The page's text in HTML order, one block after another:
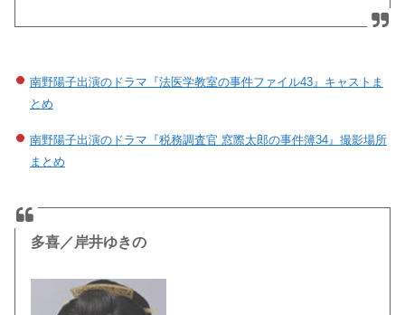
南野陽子出演のドラマ『法医学教室の事件ファイル43』キャストま
とめ
南野陽子出演のドラマ『税務調査官 窓際太郎の事件簿34』撮影場所
まとめ
多喜／岸井ゆきの